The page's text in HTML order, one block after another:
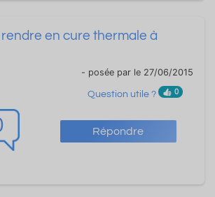
Répondre
en cure thermale à
- posée par le 27/06/2015
Question utile ? 0